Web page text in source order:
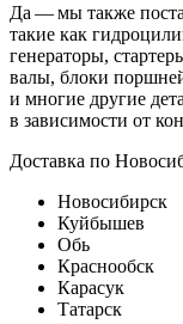
Да — мы также
такие как
генераторы,
валы, блоки
и многие другие
в зависимости от
Доставка по
Новосибирск
Куйбышев
Обь
Краснообск
Карасук
Татарск